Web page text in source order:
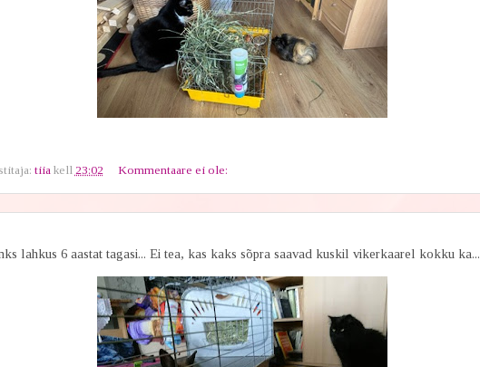
tiia kell 23:02 Kommentaare ei ole:
lahkus 6 aastat tagasi... Ei tea, kas kaks sõpra saavad kuskil vikerkaarel kokku ka...